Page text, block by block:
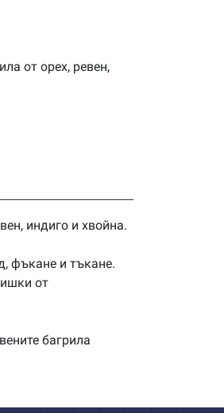
от орех, ревен,
индиго и хвойна.
фъкане и тъкане.
от
багрила